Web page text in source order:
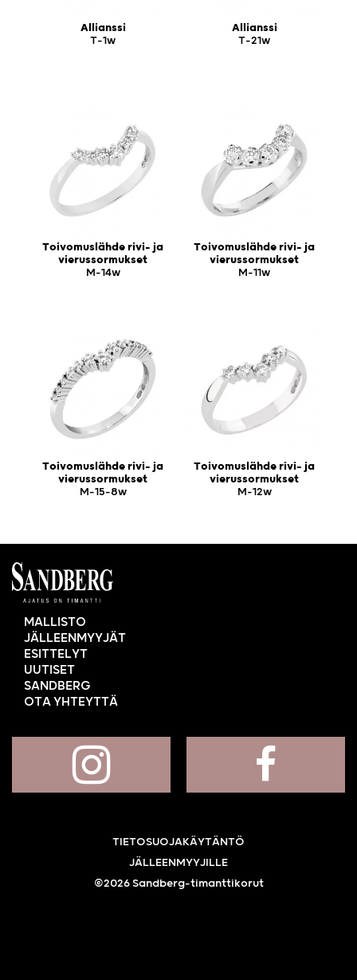
Allianssi
T-1w
Allianssi
T-21w
Toivomuslähde rivi- ja
vierussormukset
M-14w
Toivomuslähde rivi- ja
vierussormukset
M-11w
Toivomuslähde rivi- ja
vierussormukset
M-15-8w
Toivomuslähde rivi- ja
vierussormukset
M-12w
MALLISTO
JÄLLEENMYYJÄT
ESITTELYT
UUTISET
SANDBERG
OTA YHTEYTTÄ
TIETOSUOJAKÄYTÄNTÖ
JÄLLEENMYYJILLE
©2026 Sandberg-timanttikorut